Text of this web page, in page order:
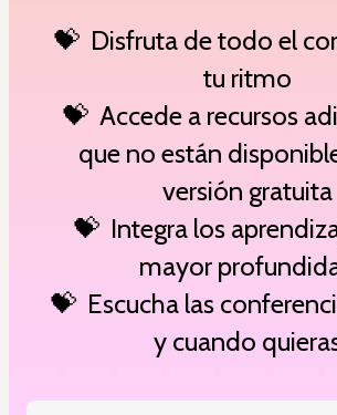
💝  Disfruta de todo el
tu ritmo
💝  Accede a recursos
que no están
versión gratuita
💝  Integra los
mayor
💝  Escucha las
y cuando